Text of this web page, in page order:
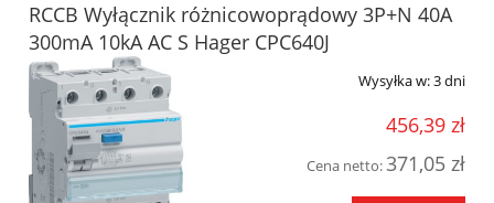
RCCB Wyłącznik różnicowoprądowy 3P+N 40A
300mA 10kA AC S Hager CPC640J
Wysyłka w:3 dni
456,39 zł
Cena netto:371,05 zł